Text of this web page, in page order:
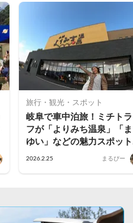
旅行・観光・スポット
岐阜で車中泊旅！ミチト
フが「よりみち温泉」「
ゆい」などの魅力スポッ
体験してきた（「テラス
2026.2.25 まるぴー